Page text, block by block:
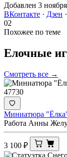
Добавлен 3
ВКонтакте · Дзен ·
02
Похожее по теме
Елочные
Смотреть все →
47730
Миниатюра
Работа Анны
3 100 ₽